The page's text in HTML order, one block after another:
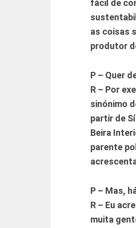
fácil de
as coisas
produtor
P – Quer
R – Por
sinónimo
partir de
Beira
parente
P – Mas,
R – Eu
muita